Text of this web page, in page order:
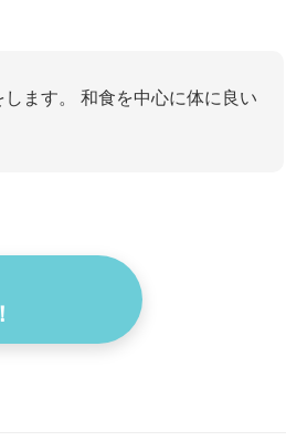
ます。 和食を中心に体に良い